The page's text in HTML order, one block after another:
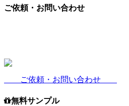
ご依頼・お問い合わせ
ご依頼・お問い合わせ
無料サンプル